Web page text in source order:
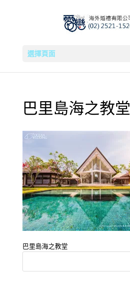
選擇頁面
巴里島海之教堂
巴里島海之教堂